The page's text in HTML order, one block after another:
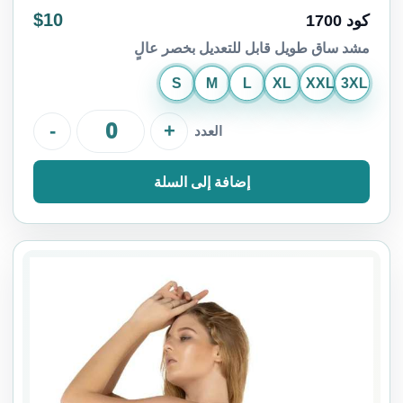
كود 1700 $10
مشد ساق طويل قابل للتعديل بخصر عالٍ
S M L XL XXL 3XL
العدد - +
إضافة إلى السلة